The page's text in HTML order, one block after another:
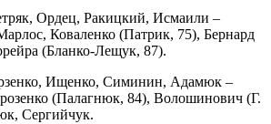
Ордец, Ракицкий, Исмаили –
Коваленко (Патрик, 75), Бернард
(Бланко-Лещук, 87).
Ищенко, Симинин, Адамюк –
(Палагнюк, 84), Волошинович (Г.
Сергийчук.